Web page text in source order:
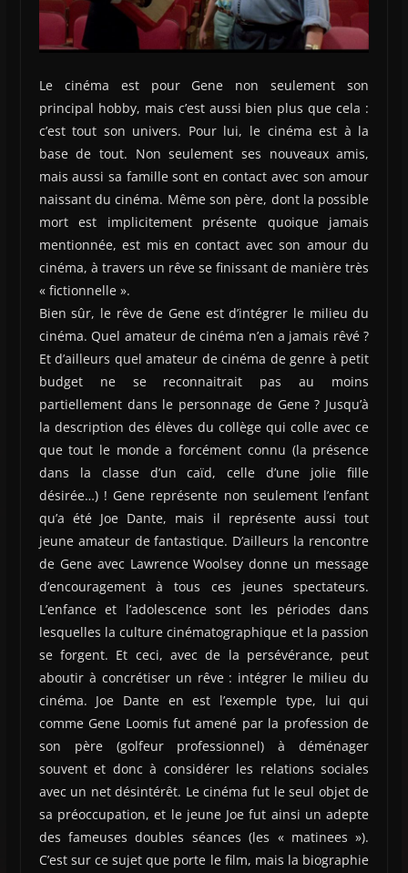
Le cinéma est pour Gene non seulement son
principal hobby, mais c’est aussi bien plus que cela :
c’est tout son univers. Pour lui, le cinéma est à la
base de tout. Non seulement ses nouveaux amis,
mais aussi sa famille sont en contact avec son amour
naissant du cinéma. Même son père, dont la possible
mort est implicitement présente quoique jamais
mentionnée, est mis en contact avec son amour du
cinéma, à travers un rêve se finissant de manière très
« fictionnelle ».
Bien sûr, le rêve de Gene est d’intégrer le milieu du
cinéma. Quel amateur de cinéma n’en a jamais rêvé ?
Et d’ailleurs quel amateur de cinéma de genre à petit
budget ne se reconnaitrait pas au moins
partiellement dans le personnage de Gene ? Jusqu’à
la description des élèves du collège qui colle avec ce
que tout le monde a forcément connu (la présence
dans la classe d’un caïd, celle d’une jolie fille
désirée…) ! Gene représente non seulement l’enfant
qu’a été Joe Dante, mais il représente aussi tout
jeune amateur de fantastique. D’ailleurs la rencontre
de Gene avec Lawrence Woolsey donne un message
d’encouragement à tous ces jeunes spectateurs.
L’enfance et l’adolescence sont les périodes dans
lesquelles la culture cinématographique et la passion
se forgent. Et ceci, avec de la persévérance, peut
aboutir à concrétiser un rêve : intégrer le milieu du
cinéma. Joe Dante en est l’exemple type, lui qui
comme Gene Loomis fut amené par la profession de
son père (golfeur professionnel) à déménager
souvent et donc à considérer les relations sociales
avec un net désintérêt. Le cinéma fut le seul objet de
sa préoccupation, et le jeune Joe fut ainsi un adepte
des fameuses doubles séances (les « matinees »).
C’est sur ce sujet que porte le film, mais la biographie